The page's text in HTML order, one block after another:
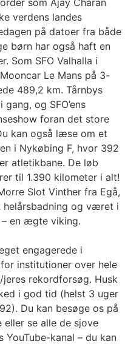
verdens landes
på datoer fra både
børn har også haft en
Som SFO Valhalla i
Le Mans på 3-
489,2 km. Tårnbys
og SFO’ens
foran det store
kan også læse om et
i Nykøbing F, hvor 392
atletikbane. De løb
til 1.390 kilometer i alt!
Slot Vinther fra Egå,
og været i
en ægte viking.
engagerede i
institutioner over hele
rekordforsøg. Husk
i god tid (helst 3 uger
Du kan besøge os på
eller se alle de sjove
kanal – du kan